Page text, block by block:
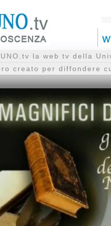
la web tv della
creato per diffondere